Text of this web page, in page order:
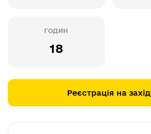
ГОДИН
18
Реєстрація на захід